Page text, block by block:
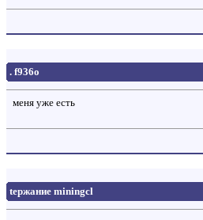
. f936o
меня уже есть
tержание miningcl